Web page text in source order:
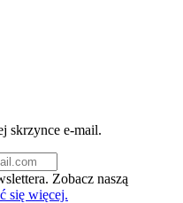
skrzynce e-mail.
Zobacz naszą
się więcej.